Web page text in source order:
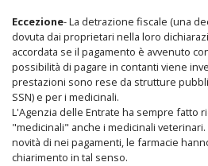
Eccezione- La detrazione fiscale (una
dovuta dai proprietari nella loro
accordata se il pagamento è avvenuto
possibilità di pagare in contanti viene
prestazioni sono rese da strutture
SSN) e per i medicinali.
L'Agenzia delle Entrate ha sempre fatto
"medicinali" anche i medicinali
novità di nei pagamenti, le farmacie
chiarimento in tal senso.